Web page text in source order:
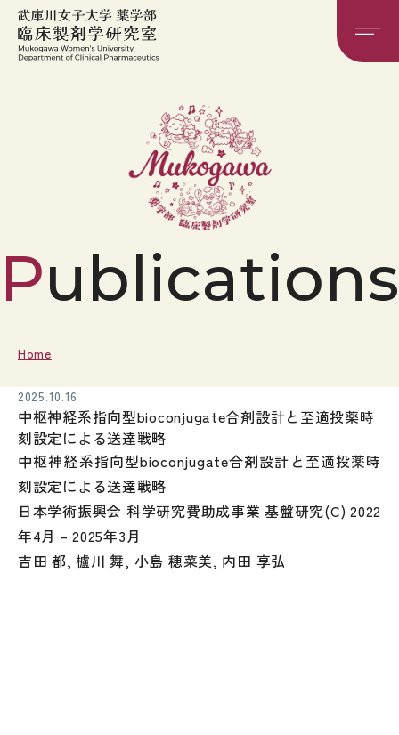
Publications
Home
2025.10.16
中枢神経系指向型bioconjugate合剤設計と至適投薬時
刻設定による送達戦略
中枢神経系指向型bioconjugate合剤設計と至適投薬時
刻設定による送達戦略
日本学術振興会 科学研究費助成事業 基盤研究(C) 2022
年4月 – 2025年3月
吉田 都, 櫨川 舞, 小島 穂菜美, 内田 享弘